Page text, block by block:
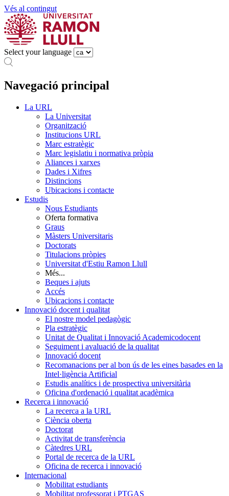
Vés al contingut
Select your language
Navegació principal
La URL
La Universitat
Organització
Institucions URL
Marc estratègic
Marc legislatiu i normativa pròpia
Aliances i xarxes
Dades i Xifres
Distincions
Ubicacions i contacte
Estudis
Nous Estudiants
Oferta formativa
Graus
Màsters Universitaris
Doctorats
Titulacions pròpies
Universitat d'Estiu Ramon Llull
Més...
Beques i ajuts
Accés
Ubicacions i contacte
Innovació docent i qualitat
El nostre model pedagògic
Pla estratègic
Unitat de Qualitat i Innovació Academicodocent
Seguiment i avaluació de la qualitat
Innovació docent
Recomanacions per al bon ús de les eines basades en la
Intel·ligència Artificial
Estudis analítics i de prospectiva universitària
Oficina d'ordenació i qualitat acadèmica
Recerca i innovació
La recerca a la URL
Ciència oberta
Doctorat
Activitat de transferència
Càtedres URL
Portal de recerca de la URL
Oficina de recerca i innovació
Internacional
Mobilitat estudiants
Mobilitat professorat i PTGAS